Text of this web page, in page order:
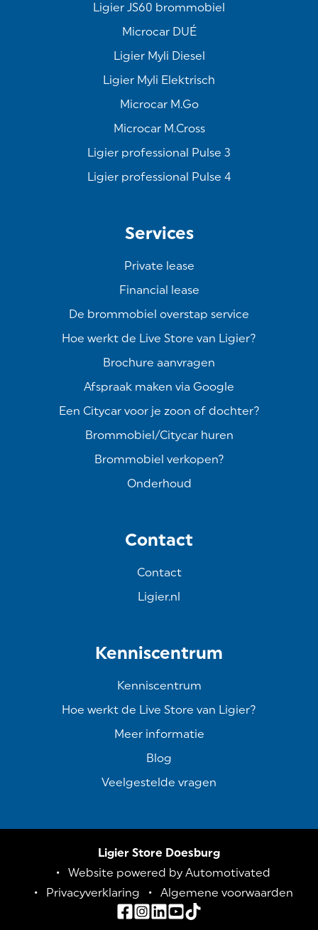
Ligier JS60 brommobiel
Microcar DUÉ
Ligier Myli Diesel
Ligier Myli Elektrisch
Microcar M.Go
Microcar M.Cross
Ligier professional Pulse 3
Ligier professional Pulse 4
Services
Private lease
Financial lease
De brommobiel overstap service
Hoe werkt de Live Store van Ligier?
Brochure aanvragen
Afspraak maken via Google
Een Citycar voor je zoon of dochter?
Brommobiel/Citycar huren
Brommobiel verkopen?
Onderhoud
Contact
Contact
Ligier.nl
Kenniscentrum
Kenniscentrum
Hoe werkt de Live Store van Ligier?
Meer informatie
Blog
Veelgestelde vragen
Ligier Store Doesburg
Website powered by Automotivated
Privacyverklaring
Algemene voorwaarden